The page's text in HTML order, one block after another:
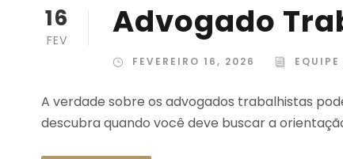
16
FEV Advogado
FEVEREIRO 16, 2026
A verdade sobre os advogados trabalhistas
descubra quando você deve buscar a